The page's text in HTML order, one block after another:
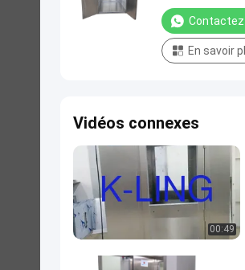
et d'affichage
En savoir
Vidéos connexes
00:49